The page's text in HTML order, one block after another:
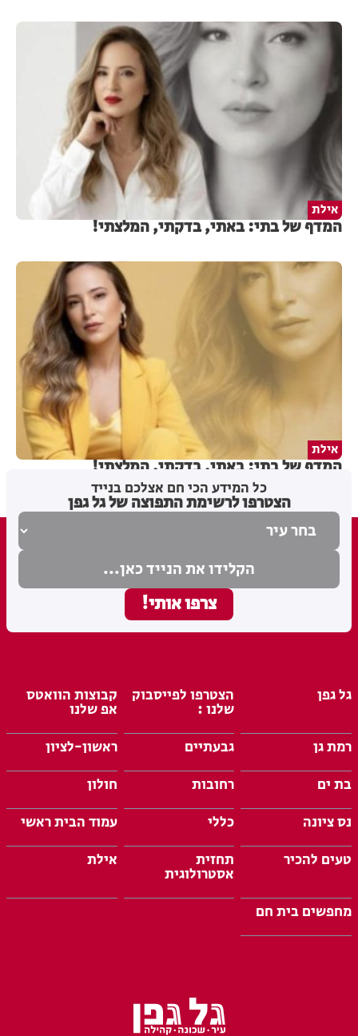
אילת
המדף של בתי: באתי, בדקתי, המלצתי!
אילת
המדף של בתי: באתי, בדקתי, המלצתי!
כל המידע הכי חם אצלכם בנייד
הצטרפו לרשימת התפוצה של גל גפן
גל גפן הצטרפו לפייסבוק
שלנו :
קבוצות הוואטס
אפ שלנו
רמת גן
גבעתיים
ראשון-לציון
בת ים
רחובות
חולון
נס ציונה
כללי
עמוד הבית ראשי
טעים להכיר
תחזית
אסטרולוגית
אילת
מחפשים בית חם